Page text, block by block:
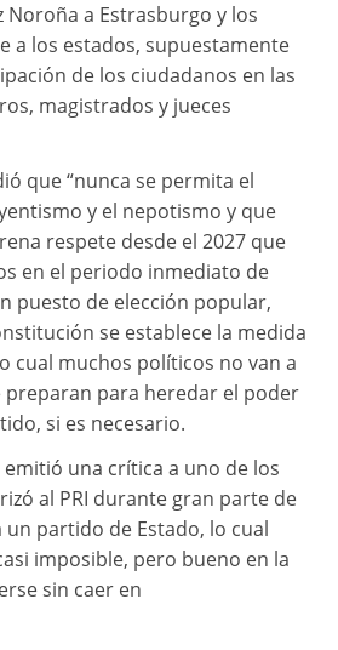
Noroña a Estrasburgo y los
a los estados, supuestamente
de los ciudadanos en las
magistrados y jueces
que “nunca se permita el
y el nepotismo y que
respete desde el 2027 que
en el periodo inmediato de
puesto de elección popular,
se establece la medida
cual muchos políticos no van a
preparan para heredar el poder
si es necesario.
una crítica a uno de los
al PRI durante gran parte de
un partido de Estado, lo cual
imposible, pero bueno en la
sin caer en